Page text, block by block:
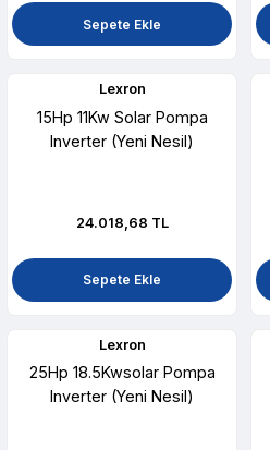
Sepete Ekle
Lexron
15Hp 11Kw Solar Pompa
Inverter (Yeni Nesil)
24.018,68 TL
Sepete Ekle
Lexron
25Hp 18.5Kwsolar Pompa
Inverter (Yeni Nesil)